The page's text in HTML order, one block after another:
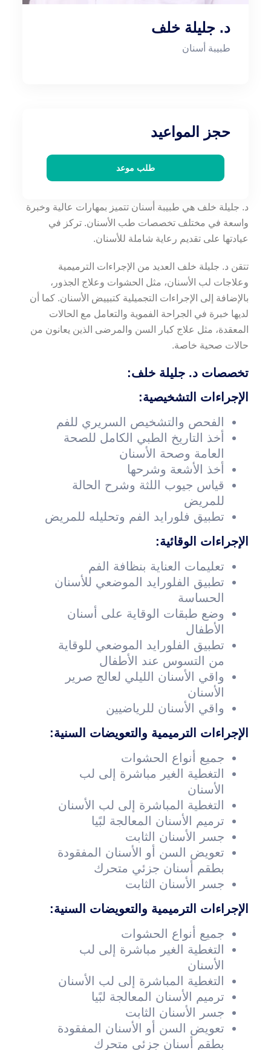
د. جليلة خلف
طبيبة أسنان
حجز المواعيد
طلب موعد
د. جليلة خلف هي طبيبة أسنان تتميز بمهارات عالية وخبرة
واسعة في مختلف تخصصات طب الأسنان. تركز في
عيادتها على تقديم رعاية شاملة للأسنان.
تتقن د. جليلة خلف العديد من الإجراءات الترميمية
وعلاجات لب الأسنان، مثل الحشوات وعلاج الجذور،
بالإضافة إلى الإجراءات التجميلية كتبييض الأسنان. كما أن
لديها خبرة في الجراحة الفموية والتعامل مع الحالات
المعقدة، مثل علاج كبار السن والمرضى الذين يعانون من
حالات صحية خاصة.
تخصصات د. جليلة خلف:
الإجراءات التشخيصية:
الفحص والتشخيص السريري للفم
أخذ التاريخ الطبي الكامل للصحة
العامة وصحة الأسنان
أخذ الأشعة وشرحها
قياس جيوب اللثة وشرح الحالة
للمريض
تطبيق فلورايد الفم وتحليله للمريض
الإجراءات الوقائية:
تعليمات العناية بنظافة الفم
تطبيق الفلورايد الموضعي للأسنان
الحساسة
وضع طبقات الوقاية على أسنان
الأطفال
تطبيق الفلورايد الموضعي للوقاية
من التسوس عند الأطفال
واقي الأسنان الليلي لعالج صرير
الأسنان
واقي الأسنان للرياضيين
الإجراءات الترميمية والتعويضات السنية:
جميع أنواع الحشوات
التغطية الغير مباشرة إلى لب
الأسنان
التغطية المباشرة إلى لب الأسنان
ترميم الأسنان المعالجة لبًيا
جسر الأسنان الثابت
تعويض السن أو الأسنان المفقودة
بطقم أسنان جزئي متحرك
جسر الأسنان الثابت
الإجراءات الترميمية والتعويضات السنية:
جميع أنواع الحشوات
التغطية الغير مباشرة إلى لب
الأسنان
التغطية المباشرة إلى لب الأسنان
ترميم الأسنان المعالجة لبًيا
جسر الأسنان الثابت
تعويض السن أو الأسنان المفقودة
بطقم أسنان جزئي متحرك